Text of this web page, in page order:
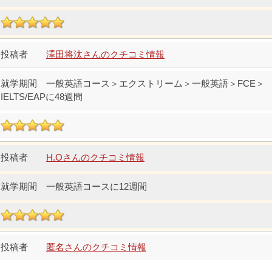
澤田将汰さんのクチコミ情報
一般英語コース＞エクストリーム＞一般英語＞FCE＞
IELTS/EAPに48週間
H.Oさんのクチコミ情報
一般英語コースに12週間
匿名さんのクチコミ情報